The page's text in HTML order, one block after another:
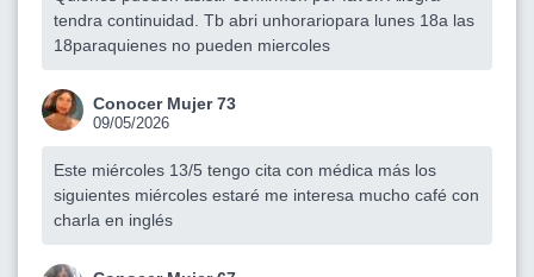
tendra continuidad. Tb abri unhorariopara lunes 18a las
18paraquienes no pueden miercoles
Conocer Mujer 73
09/05/2026
Este miércoles 13/5 tengo cita con médica más los
siguientes miércoles estaré me interesa mucho café con
charla en inglés